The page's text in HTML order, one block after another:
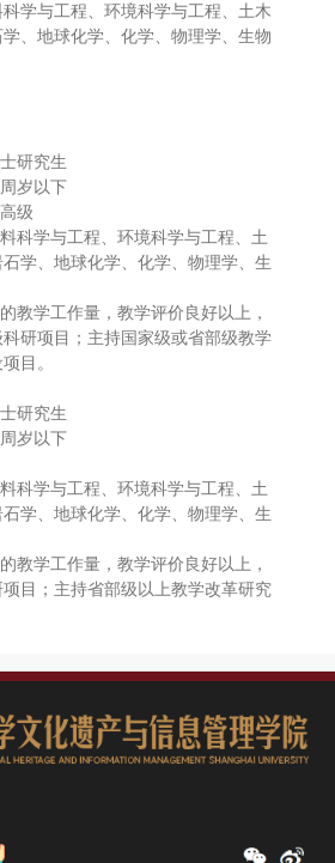
学与工程、环境科学与工程、土木
、地球化学、化学、物理学、生物
研究生
岁以下
级
科学与工程、环境科学与工程、土
学、地球化学、化学、物理学、生
教学工作量，教学评价良好以上，
研项目；主持国家级或省部级教学
目。
研究生
岁以下
科学与工程、环境科学与工程、土
学、地球化学、化学、物理学、生
教学工作量，教学评价良好以上，
目；主持省部级以上教学改革研究